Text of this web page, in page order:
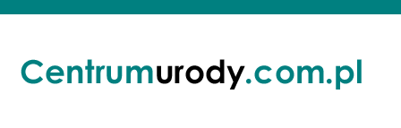
Skip
content